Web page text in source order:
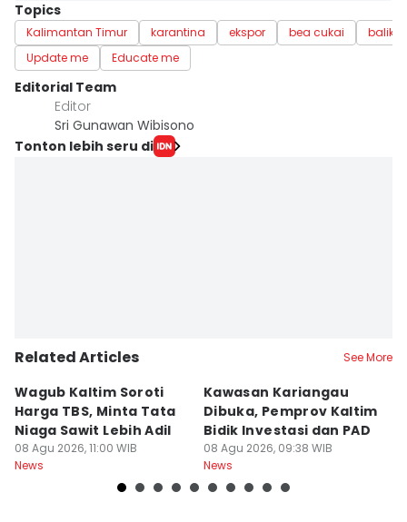
Topics
Kalimantan Timur karantina ekspor bea cukai
Update me
Educate me
Editorial Team
Editor
Sri Gunawan Wibisono
Tonton lebih seru di
Related Articles See More
Wagub Kaltim Soroti
Harga TBS, Minta Tata
Niaga Sawit Lebih Adil
08 Agu 2026, 11:00 WIB
News
Kawasan Kariangau
Dibuka, Pemprov Kaltim
Bidik Investasi dan PAD
08 Agu 2026, 09:38 WIB
News